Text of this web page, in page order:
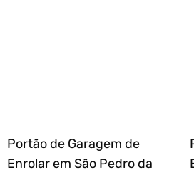
Portão de Garagem de
Enrolar em São Pedro da